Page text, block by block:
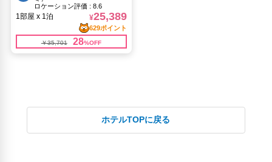
ホテルTOPに戻る